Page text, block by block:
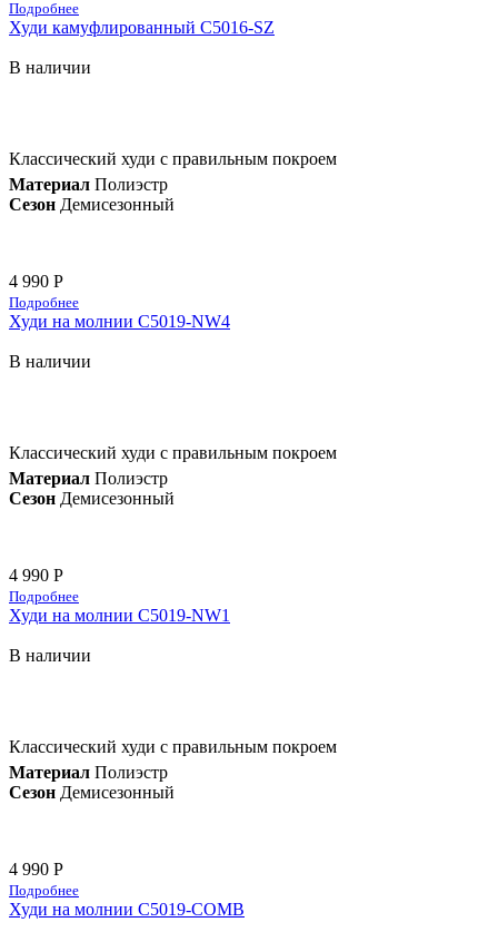
Подробнее
Худи камуфлированный C5016-SZ
В наличии
Классический худи с правильным покроем
Материал Полиэстр
Сезон Демисезонный
4 990 Р
Подробнее
Худи на молнии C5019-NW4
В наличии
Классический худи с правильным покроем
Материал Полиэстр
Сезон Демисезонный
4 990 Р
Подробнее
Худи на молнии C5019-NW1
В наличии
Классический худи с правильным покроем
Материал Полиэстр
Сезон Демисезонный
4 990 Р
Подробнее
Худи на молнии C5019-COMB